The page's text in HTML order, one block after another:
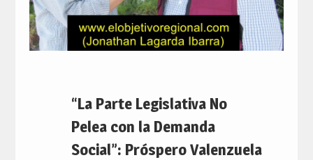
“La Parte Legislativa No
Pelea con la Demanda
Social”: Próspero Valenzuela